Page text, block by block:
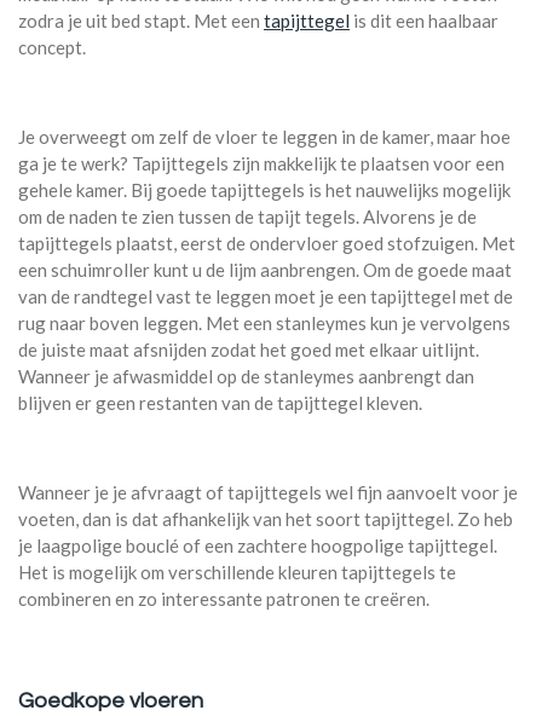
zodra je uit bed stapt. Met een tapijttegel is dit een haalbaar
concept.
Je overweegt om zelf de vloer te leggen in de kamer, maar hoe
ga je te werk? Tapijttegels zijn makkelijk te plaatsen voor een
gehele kamer. Bij goede tapijttegels is het nauwelijks mogelijk
om de naden te zien tussen de tapijt tegels. Alvorens je de
tapijttegels plaatst, eerst de ondervloer goed stofzuigen. Met
een schuimroller kunt u de lijm aanbrengen. Om de goede maat
van de randtegel vast te leggen moet je een tapijttegel met de
rug naar boven leggen. Met een stanleymes kun je vervolgens
de juiste maat afsnijden zodat het goed met elkaar uitlijnt.
Wanneer je afwasmiddel op de stanleymes aanbrengt dan
blijven er geen restanten van de tapijttegel kleven.
Wanneer je je afvraagt of tapijttegels wel fijn aanvoelt voor je
voeten, dan is dat afhankelijk van het soort tapijttegel. Zo heb
je laagpolige bouclé of een zachtere hoogpolige tapijttegel.
Het is mogelijk om verschillende kleuren tapijttegels te
combineren en zo interessante patronen te creëren.
Goedkope vloeren